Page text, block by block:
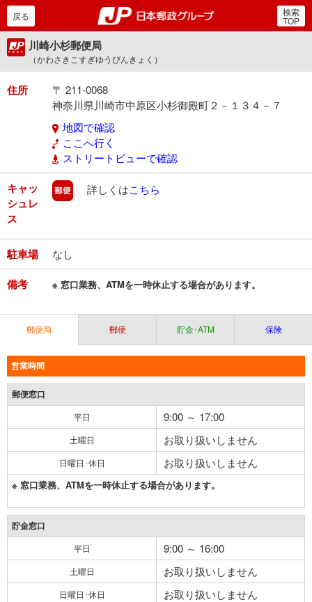
郵便局・日本郵政グルー
戻る 検索
TOP
川崎小杉郵便局
（かわさきこすぎゆうびんきょく）
住所
〒 211-0068
神奈川県川崎市中原区小杉御殿町２－１３４－７
地図で確認
ここへ行く
ストリートビューで確認
キャッ
シュレ
ス
郵便
詳しくはこちら
駐車場 なし
備考 ※ 窓口業務、ATMを一時休止する場合があります。
郵便局 郵便 貯金･ATM 保険
営業時間
郵便窓口
平日 9:00 ～ 17:00
土曜日 お取り扱いしません
日曜日･休日 お取り扱いしません
※ 窓口業務、ATMを一時休止する場合があります。
貯金窓口
平日 9:00 ～ 16:00
土曜日 お取り扱いしません
日曜日･休日 お取り扱いしません